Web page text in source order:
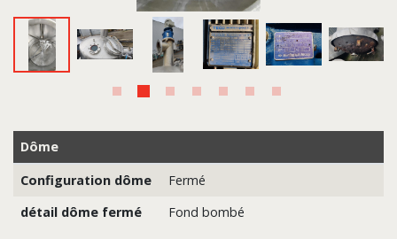
Dôme
Configuration dôme
Fermé
détail dôme fermé
Fond bombé